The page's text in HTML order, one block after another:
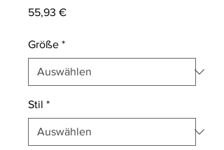
55,93 €Preis
Größe *
Stil *